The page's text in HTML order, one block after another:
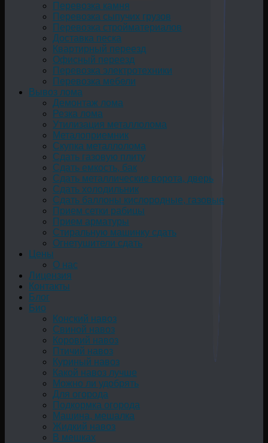
Перевозка камня
Перевозка сыпучих грузов
Перевозка стройматериалов
Доставка песка
Квартирный переезд
Офисный переезд
Перевозка электротехники
Перевозка мебели
Вывоз лома
Демонтаж лома
Резка лома
Утилизация металлолома
Металоприемник
Скупка металлолома
Сдать газовую плиту
Сдать емкость, бак
Cдать металлические ворота, дверь
Сдать холодильник
Сдать баллоны кислородные, газовые
Прием сетки рабицы
Прием арматуры
Стиральную машинку сдать
Огнетушители сдать
Цены
О нас
Лицензия
Контакты
Блог
Био
Конский навоз
Свиной навоз
Коровий навоз
Птичий навоз
Куриный навоз
Какой навоз лучше
Можно ли удобрять
Для огорода
Подкормка огорода
Машина, мешалка
Жидкий навоз
В мешках